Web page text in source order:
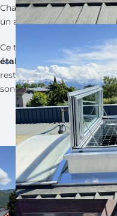
Chaleur) en verre, montés
un affaiblissement
Ce type de configuration
établissements recevant
restaurants, salles de
sonore est essentiel.